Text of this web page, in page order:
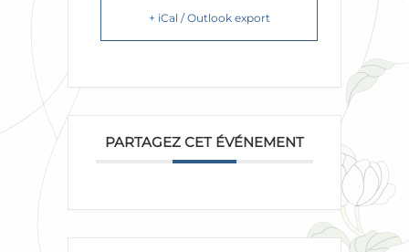
+ iCal / Outlook export
PARTAGEZ CET ÉVÉNEMENT